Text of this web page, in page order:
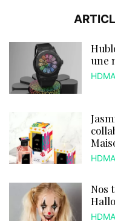
une
Nos